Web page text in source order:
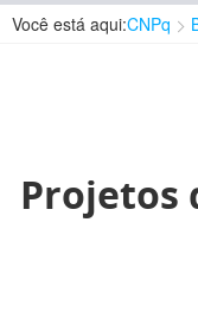
Você está aqui:CNPq
Projetos